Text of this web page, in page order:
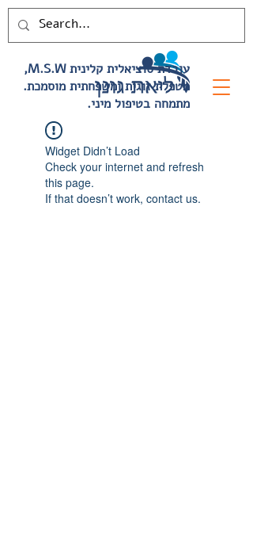
,M.S.W עובדת סוציאלית קלינית
.מטפלת זוגית ומשפחתית מוסמכת
.מתמחה בטיפול מיני
Widget Didn’t Load
Check your internet and refresh
this page.
If that doesn’t work, contact us.